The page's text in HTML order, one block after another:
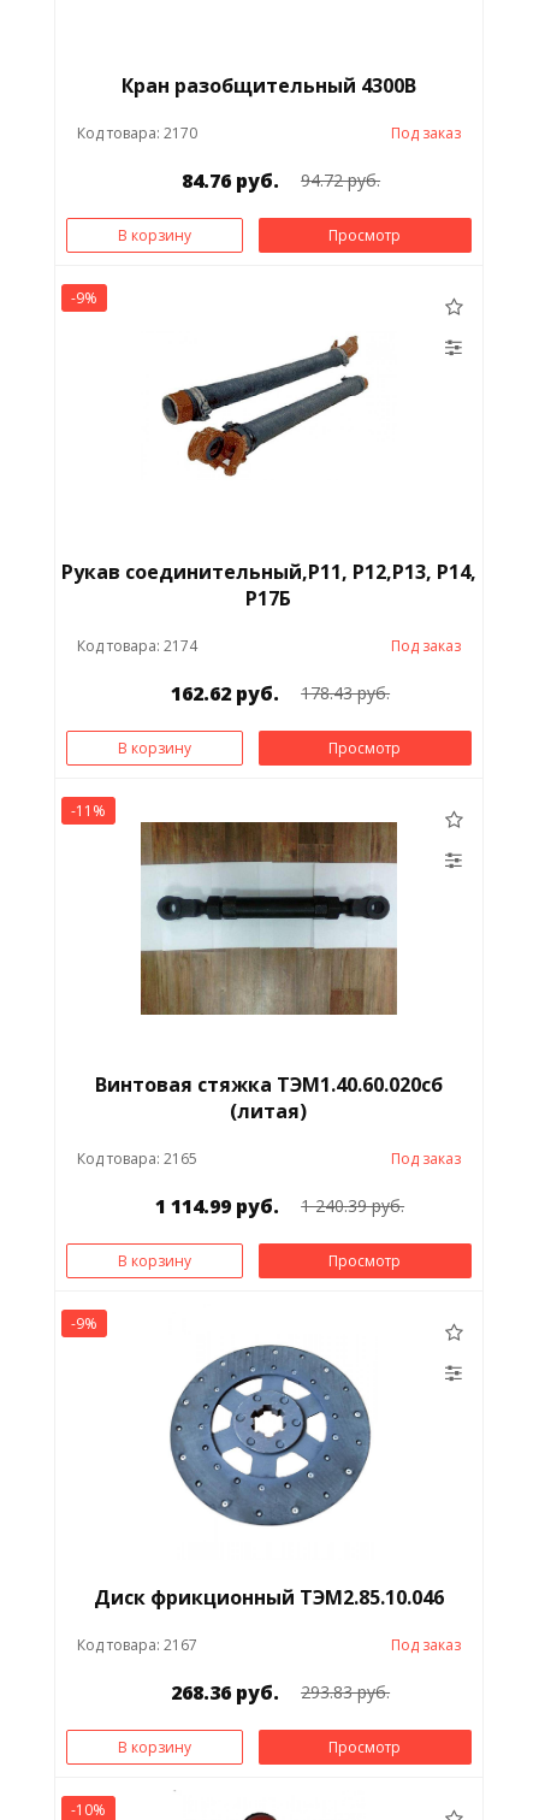
Кран разобщительный 4300В
Код товара: 2170 Под заказ
84.76 руб. 94.72 руб.
В корзину Просмотр
-9%
Рукав соединительный,Р11, Р12,Р13, Р14,
Р17Б
Код товара: 2174 Под заказ
162.62 руб. 178.43 руб.
В корзину Просмотр
-11%
Винтовая стяжка ТЭМ1.40.60.020сб
(литая)
Код товара: 2165 Под заказ
1 114.99 руб. 1 240.39 руб.
В корзину Просмотр
-9%
Диск фрикционный ТЭМ2.85.10.046
Код товара: 2167 Под заказ
268.36 руб. 293.83 руб.
В корзину Просмотр
-10%